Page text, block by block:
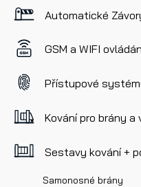
Automatické
GSM a WIFI
Přístupové
Kování pro brány a
Sestavy kování +
Samonosné brány